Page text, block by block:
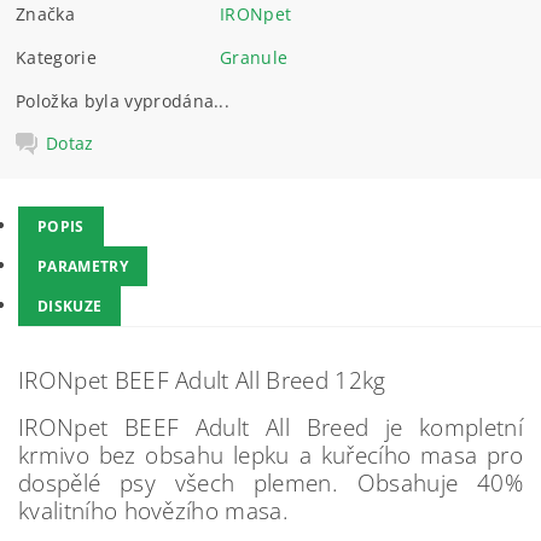
Značka
IRONpet
Kategorie
Granule
Položka byla vyprodána...
Dotaz
POPIS
PARAMETRY
DISKUZE
IRONpet BEEF Adult All Breed 12kg
IRONpet BEEF Adult All Breed je kompletní
krmivo bez obsahu lepku a kuřecího masa pro
dospělé psy všech plemen. Obsahuje 40%
kvalitního hovězího masa.